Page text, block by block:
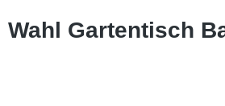
Gartentisch